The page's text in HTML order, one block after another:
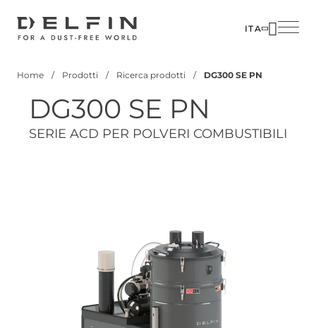
ITA
pane
Home Prodotti Ricerca prodotti DG300 SE PN
DG300 SE PN
SERIE ACD PER POLVERI COMBUSTIBILI